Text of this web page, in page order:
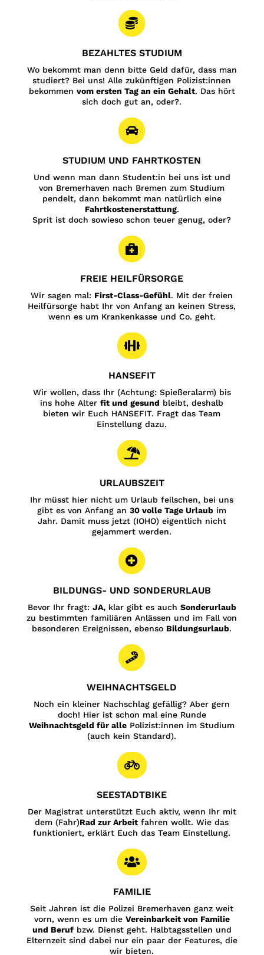

BEZAHLTES STUDIUM
Wo bekommt man denn bitte Geld dafür, dass man
studiert? Bei uns! Alle zukünftigen Polizist:innen
bekommen vom ersten Tag an ein Gehalt. Das hört
sich doch gut an, oder?.

STUDIUM UND FAHRTKOSTEN
Und wenn man dann Student:in bei uns ist und
von Bremerhaven nach Bremen zum Studium
pendelt, dann bekommt man natürlich eine
Fahrtkostenerstattung.
Sprit ist doch sowieso schon teuer genug, oder?

FREIE HEILFÜRSORGE
Wir sagen mal: First-Class-Gefühl. Mit der freien
Heilfürsorge habt Ihr von Anfang an keinen Stress,
wenn es um Krankenkasse und Co. geht.

HANSEFIT
Wir wollen, dass Ihr (Achtung: Spießeralarm) bis
ins hohe Alterfit und gesund bleibt, deshalb
bieten wir Euch HANSEFIT. Fragt das Team
Einstellung dazu.

URLAUBSZEIT
Ihr müsst hier nicht um Urlaub feilschen, bei uns
gibt es von Anfang an30 volle Tage Urlaub im
Jahr. Damit muss jetzt (IOHO) eigentlich nicht
gejammert werden.

BILDUNGS- UND SONDERURLAUB
Bevor Ihr fragt: JA,klar gibt es auch Sonderurlaub
zu bestimmten familiären Anlässen und im Fall von
besonderen Ereignissen, ebenso Bildungsurlaub.

WEIHNACHTSGELD
Noch ein kleiner Nachschlag gefällig? Aber gern
doch! Hier ist schon mal eine Runde
Weihnachtsgeld für alle Polizist:innen im Studium
(auch kein Standard).

SEESTADTBIKE
Der Magistrat unterstützt Euch aktiv, wenn Ihr mit
dem (Fahr)Rad zur Arbeit fahren wollt. Wie das
funktioniert, erklärt Euch das Team Einstellung.

FAMILIE
Seit Jahren ist die Polizei Bremerhaven ganz weit
vorn, wenn es um die Vereinbarkeit von Familie
und Berufbzw. Dienst geht. Halbtagsstellen und
Elternzeit sind dabei nur ein paar der Features, die
wir bieten.